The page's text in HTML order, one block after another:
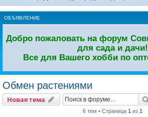
ОБЪЯВЛЕНИЕ
Добро пожаловать на форум
для сада и дачи!
Все для Вашего хобби по
Обмен растениями
Новая тема
Новаятема
6 тем • Страница 1 из 1